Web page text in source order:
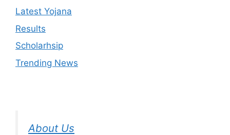
Latest Yojana
Results
Scholarhsip
Trending News
About Us